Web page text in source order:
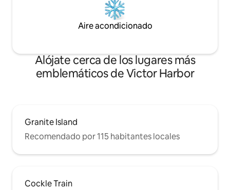
Aire acondicionado
Alójate cerca de los lugares más
emblemáticos de Victor Harbor
Granite Island
Recomendado por 115 habitantes locales
Cockle Train